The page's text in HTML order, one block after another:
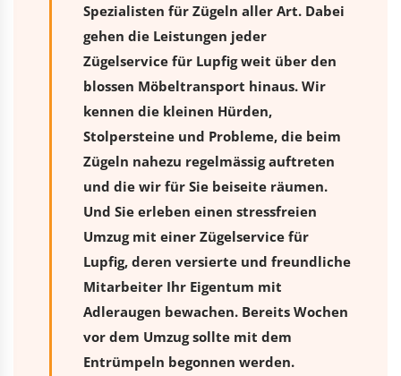
Spezialisten für Zügeln aller Art. Dabei
gehen die Leistungen jeder
Zügelservice für Lupfig weit über den
blossen Möbeltransport hinaus. Wir
kennen die kleinen Hürden,
Stolpersteine und Probleme, die beim
Zügeln nahezu regelmässig auftreten
und die wir für Sie beiseite räumen.
Und Sie erleben einen stressfreien
Umzugmit einer Zügelservice für
Lupfig, deren versierte und freundliche
Mitarbeiter Ihr Eigentum mit
Adleraugen bewachen. Bereits Wochen
vor dem Umzug sollte mit dem
Entrümpeln begonnen werden.